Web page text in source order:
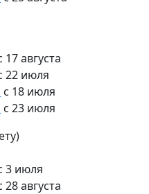
17 августа
22 июля
c 18 июля
c 23 июля
3 июля
28 августа